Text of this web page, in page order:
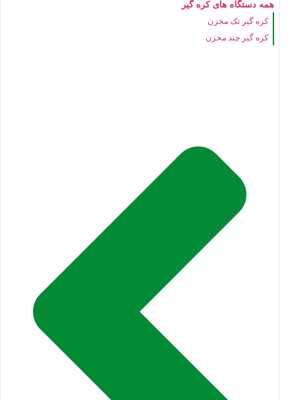
همه دستگاه های کره گیر
کره گیر تک مخزن
کره گیر چند مخزن